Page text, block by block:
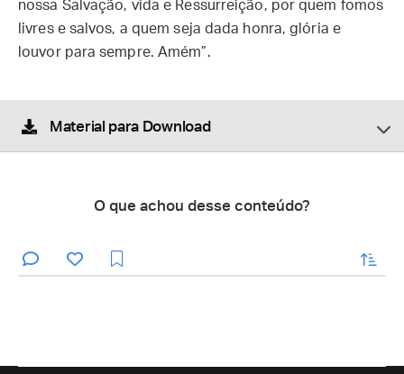
nossa Salvação, vida e Ressurreição, por quem fomos
livres e salvos, a quem seja dada honra, glória e
louvor para sempre. Amém”.
Material para Download
O que achou desse conteúdo?
enviar